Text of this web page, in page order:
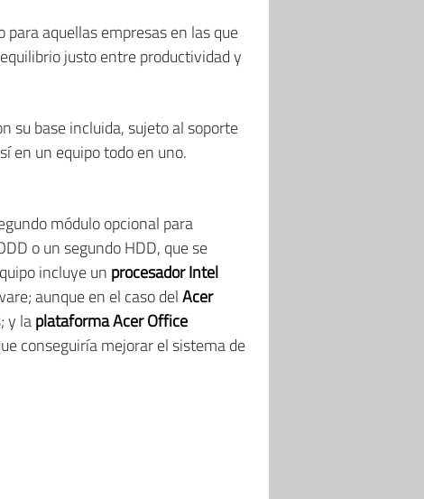
aquellas empresas en las que
justo entre productividad y
su base incluida, sujeto al soporte
en un equipo todo en uno.
módulo opcional para
o un segundo HDD, que se
incluye un procesador Intel
aunque en el caso delAcer
y laplataforma Acer Office
conseguiría mejorar el sistema de